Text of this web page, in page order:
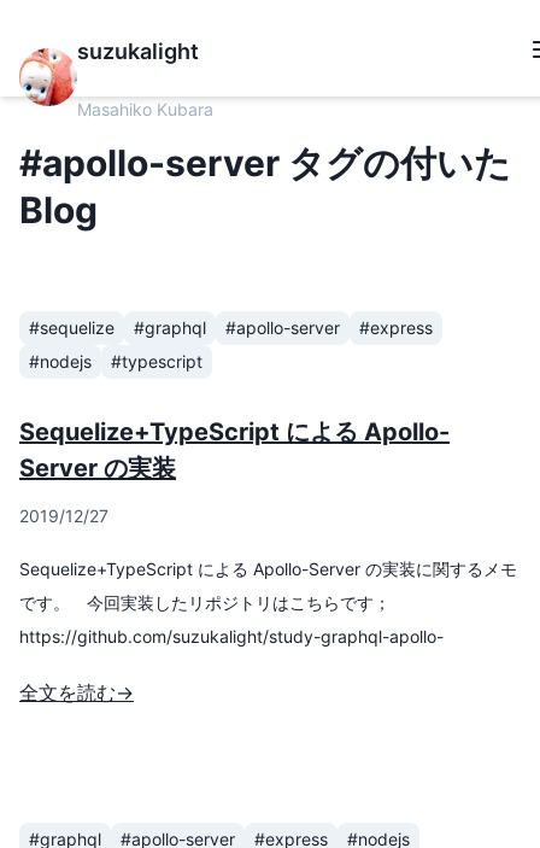
suzukalight
Masahiko Kubara
#apollo-server タグの付いた
Blog
#sequelize #graphql #apollo-server
#express
#nodejs
#typescript
Sequelize+TypeScript による Apollo-
Server の実装
2019/12/27
Sequelize+TypeScript による Apollo-Server の実装に関するメモ
です。 今回実装したリポジトリはこちらです；
https://github.com/suzukalight/study-graphql-apollo-
践しました； Node v10 Apollo-Server v2.9 Sequelize v5
全文を読む→
#graphql #apollo-server #express
#nodejs